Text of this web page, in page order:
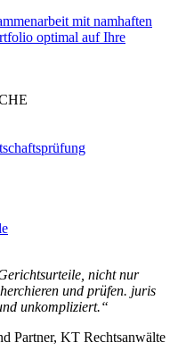
mit namhaften
optimal auf Ihre
nicht nur
und prüfen. juris
unkompliziert.“
Partner, KT Rechtsanwälte